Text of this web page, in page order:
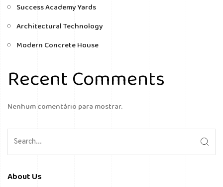
Success Academy Yards
Architectural Technology
Modern Concrete House
Recent Comments
Nenhum comentário para mostrar.
About Us